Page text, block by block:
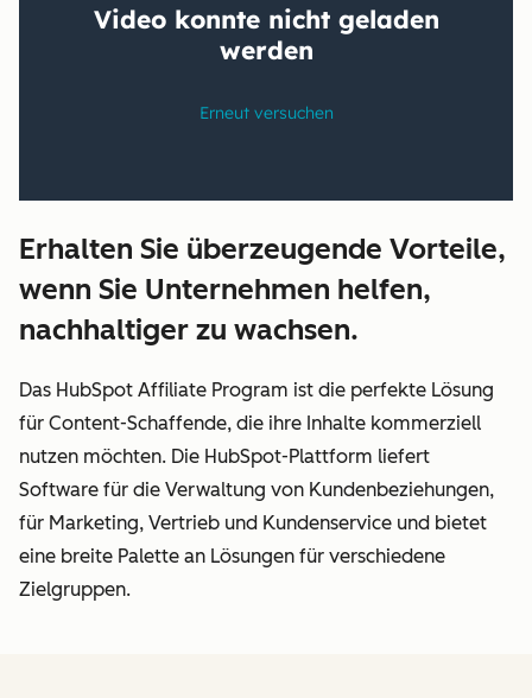
Erhalten Sie überzeugende Vorteile,
wenn Sie Unternehmen helfen,
nachhaltiger zu wachsen.
Das HubSpot Affiliate Program ist die perfekte Lösung
für Content-Schaffende, die ihre Inhalte kommerziell
nutzen möchten. Die HubSpot-Plattform liefert
Software für die Verwaltung von Kundenbeziehungen,
für Marketing, Vertrieb und Kundenservice und bietet
eine breite Palette an Lösungen für verschiedene
Zielgruppen.